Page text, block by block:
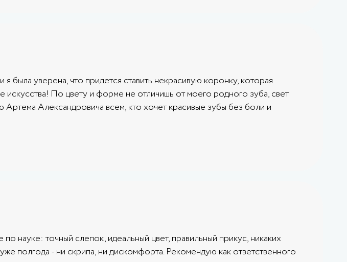
уверена, что придется ставить некрасивую коронку, которая
искусства! По цвету и форме не отличишь от моего родного зуба, свет
Александровича всем, кто хочет красивые зубы без боли и
науке: точный слепок, идеальный цвет, правильный прикус, никаких
полгода - ни скрипа, ни дискомфорта. Рекомендую как ответственного